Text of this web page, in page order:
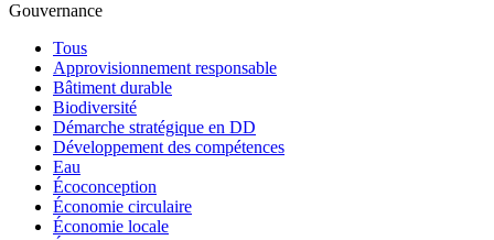
Gouvernance
Tous
Approvisionnement responsable
Bâtiment durable
Biodiversité
Démarche stratégique en DD
Développement des compétences
Eau
Écoconception
Économie circulaire
Économie locale